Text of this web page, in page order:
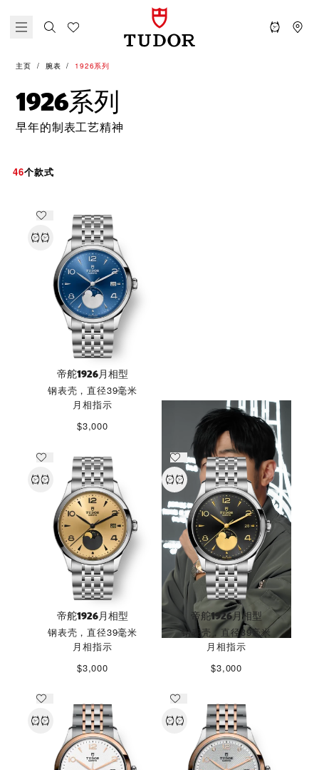
主页 腕表 1926系列
1926系列
早年的制表工艺精神
46个款式
帝舵1926月相型
钢表壳，直径39毫米
月相指示
$3,000
帝舵1926月相型
钢表壳，直径39毫米
月相指示
$3,000
帝舵1926月相型
钢表壳，直径39毫米
月相指示
$3,000